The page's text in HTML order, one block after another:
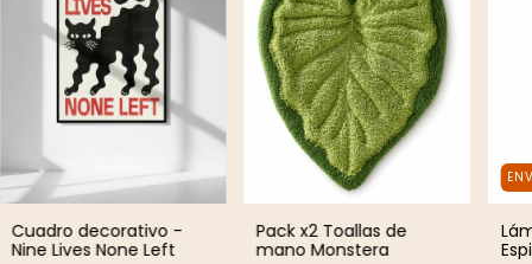
Cuadro decorativo -
Nine Lives None Left
Pack x2 Toallas de
mano Monstera